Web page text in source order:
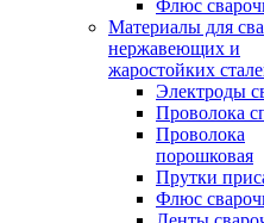
Флюс
Материалы для
нержавеющих и
жаростойких
Электроды
Проволока
Проволока
порошковая
Прутки
Флюс